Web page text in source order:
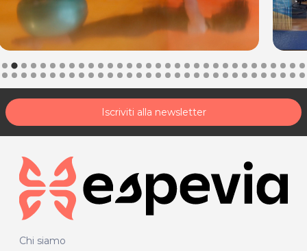
Iscriviti alla newsletter
Chi siamo